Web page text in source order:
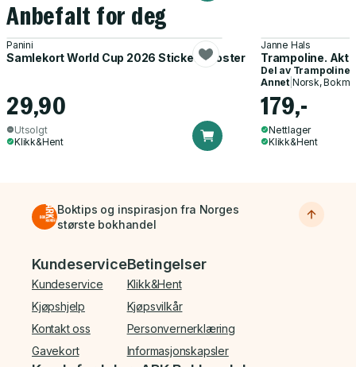
Anbefalt for deg
Panini
Samlekort World Cup 2026 Sticker Booster
29,90
Utsolgt
Klikk&Hent
Janne Hals
Trampoline.
Del av Trampoline
Annet| Norsk,
179,-
Nettlager
Klikk&Hent
Boktips og inspirasjon fra Norges
største bokhandel
Bunnmeny
Kundeservice
Kundeservice
Kjøpshjelp
Kontakt oss
Gavekort
Betingelser
Klikk&Hent
Kjøpsvilkår
Personvernerklæring
Informasjonskapsler